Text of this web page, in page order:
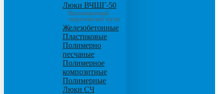
Люки ВЧШГ-50
Высокопрочный
сверхтяжелый чугун
Железобетонные
Пластиковые
Полимерно
песчаные
Полимерное
композитные
Полимерные
Люки СЧ